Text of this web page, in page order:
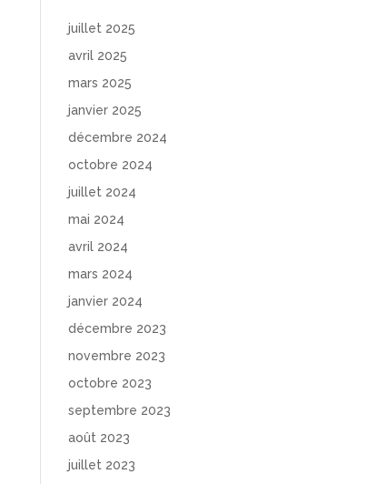
juillet 2025
avril 2025
mars 2025
janvier 2025
décembre 2024
octobre 2024
juillet 2024
mai 2024
avril 2024
mars 2024
janvier 2024
décembre 2023
novembre 2023
octobre 2023
septembre 2023
août 2023
juillet 2023